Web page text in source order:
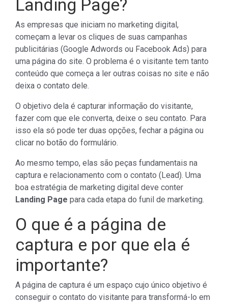
Landing Page?
As empresas que iniciam no marketing digital,
começam a levar os cliques de suas campanhas
publicitárias (Google Adwords ou Facebook Ads) para
uma página do site. O problema é o visitante tem tanto
conteúdo que começa a ler outras coisas no site e não
deixa o contato dele.
O objetivo dela é capturar informação do visitante,
fazer com que ele converta, deixe o seu contato. Para
isso ela só pode ter duas opções, fechar a página ou
clicar no botão do formulário.
Ao mesmo tempo, elas são peças fundamentais na
captura e relacionamento com o contato (Lead). Uma
boa estratégia de marketing digital deve conter
Landing Page para cada etapa do funil de marketing.
O que é a página de
captura e por que ela é
importante?
A página de captura é um espaço cujo único objetivo é
conseguir o contato do visitante para transformá-lo em